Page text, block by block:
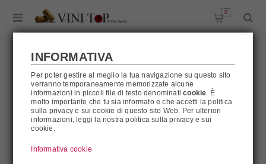
0
BLAGHEUR
INFORMATIVA
Per poter gestire al meglio la tua navigazione su questo sito
verranno temporaneamente memorizzate alcune
informazioni in piccoli file di testo denominaticookie. È
molto importante che tu sia informato e che accetti la politica
sulla privacy e sui cookie di questo sito Web. Per ulteriori
informazioni, leggi la nostra politica sulla privacy e sui
cookie.
Informativa cookie